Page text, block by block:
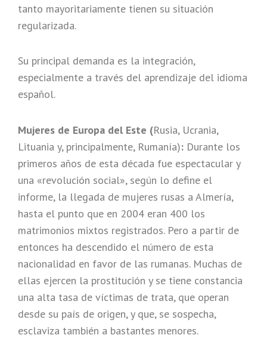
tanto mayoritariamente tienen su situación
regularizada.
Su principal demanda es la integración,
especialmente a través del aprendizaje del idioma
español.
Mujeres de Europa del Este (Rusia, Ucrania,
Lituania y, principalmente, Rumanía): Durante los
primeros años de esta década fue espectacular y
una «revolución social», según lo define el
informe, la llegada de mujeres rusas a Almería,
hasta el punto que en 2004 eran 400 los
matrimonios mixtos registrados. Pero a partir de
entonces ha descendido el número de esta
nacionalidad en favor de las rumanas. Muchas de
ellas ejercen la prostitución y se tiene constancia
una alta tasa de víctimas de trata, que operan
desde su país de origen, y que, se sospecha,
esclaviza también a bastantes menores.